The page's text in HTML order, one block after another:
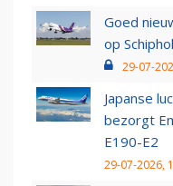
Goed
op
29-07-
Japanse
bezorgt
E190-E2
29-07-2026,